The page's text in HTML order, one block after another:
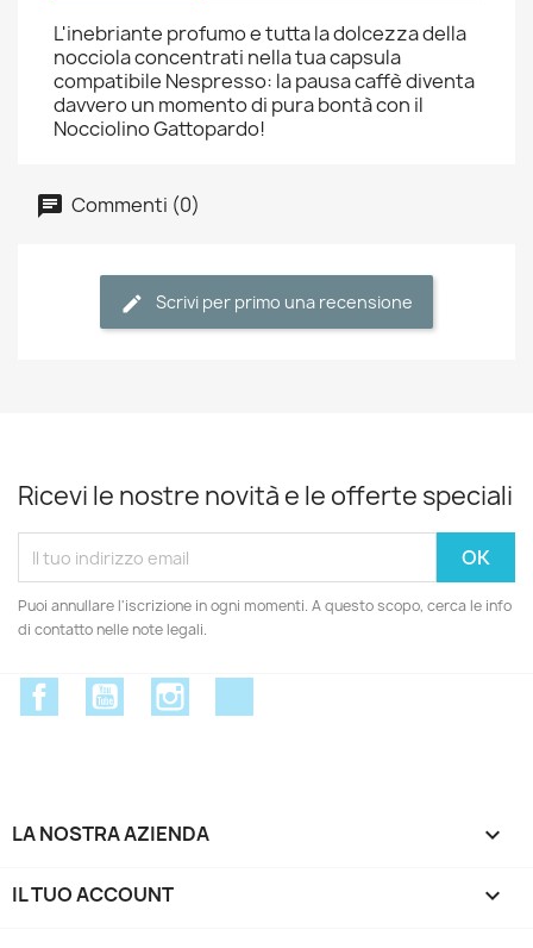
L'inebriante profumo e tutta la dolcezza della
nocciola concentrati nella tua capsula
compatibile Nespresso: la pausa caffè diventa
davvero un momento di pura bontà con il
Nocciolino Gattopardo!
Commenti (0)
Scrivi per primo una recensione
Ricevi le nostre novità e le offerte speciali
Puoi annullare l'iscrizione in ogni momenti. A questo scopo, cerca le info
di contatto nelle note legali.
FacebookYouTube
LA NOSTRA AZIENDA 
IL TUO ACCOUNT 